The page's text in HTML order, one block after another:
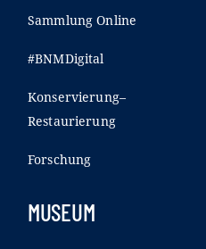
Sammlung Online
#BNMDigital
Konservierung–
Restaurierung
Forschung
MUSEUM